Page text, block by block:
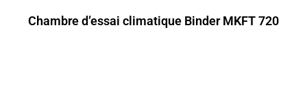
Chambre d’essai climatique Binder MKFT 720